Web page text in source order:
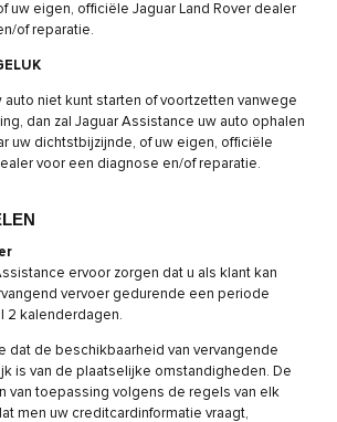
uw eigen, officiële Jaguar Land Rover dealer
of reparatie.
auto niet kunt starten of voortzetten vanwege
dan zal Jaguar Assistance uw auto ophalen
uw dichtstbijzijnde, of uw eigen, officiële
voor een diagnose en/of reparatie.
ervoor zorgen dat u als klant kan
vervoer gedurende een periode
2 kalenderdagen.
dat de beschikbaarheid van vervangende
is van de plaatselijke omstandigheden. De
van toepassing volgens de regels van elk
men uw creditcardinformatie vraagt,